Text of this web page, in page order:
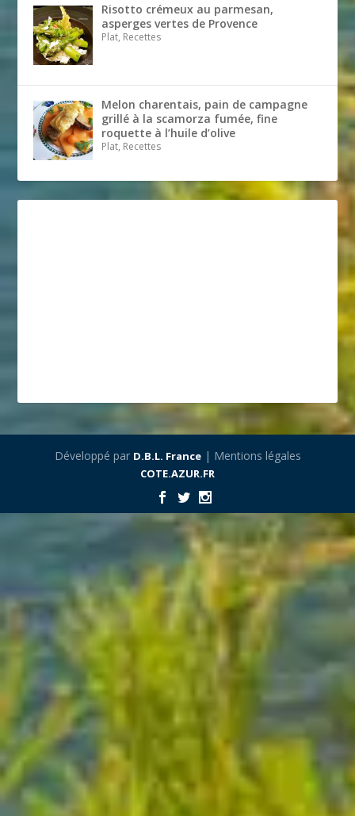
Risotto crémeux au parmesan,
asperges vertes de Provence
Plat, Recettes
Melon charentais, pain de campagne
grillé à la scamorza fumée, fine
roquette à l’huile d’olive
Plat, Recettes
Développé par D.B.L. France| Mentions légales
COTE.AZUR.FR